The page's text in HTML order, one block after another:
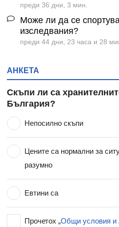
преди 36 дни, 3 мин.
Може ли да се
изследвания?
преди 44 дни, 23 часа и 28
АНКЕТА
Скъпи ли са
България?
Непосилно скъпи
Цените са нормални за
разумно
Евтини са
Прочетох „Общи условия и